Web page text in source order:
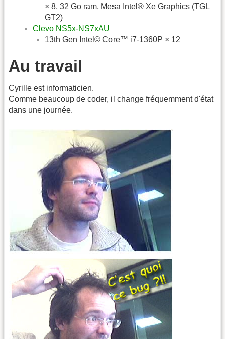
× 8, 32 Go ram, Mesa Intel® Xe Graphics (TGL
GT2)
Clevo NS5x-NS7xAU
13th Gen Intel© Core™ i7-1360P × 12
Au travail
Cyrille est informaticien.
Comme beaucoup de coder, il change fréquemment d'état
dans une journée.